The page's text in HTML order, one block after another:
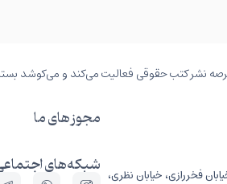
نشر کتب حقوقی فعالیت می‌کند و می‌کوشد بستری
فخررازی، خیابان نظری،
مجوز های ما
شبکه‌های